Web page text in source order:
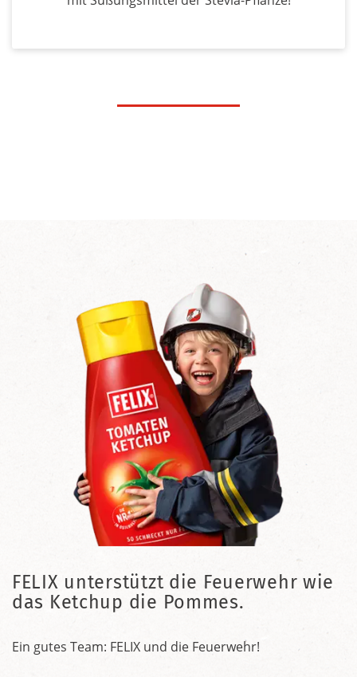
FELIX unterstützt die Feuerwehr wie
das Ketchup die Pommes.
Ein gutes Team: FELIX und die Feuerwehr!